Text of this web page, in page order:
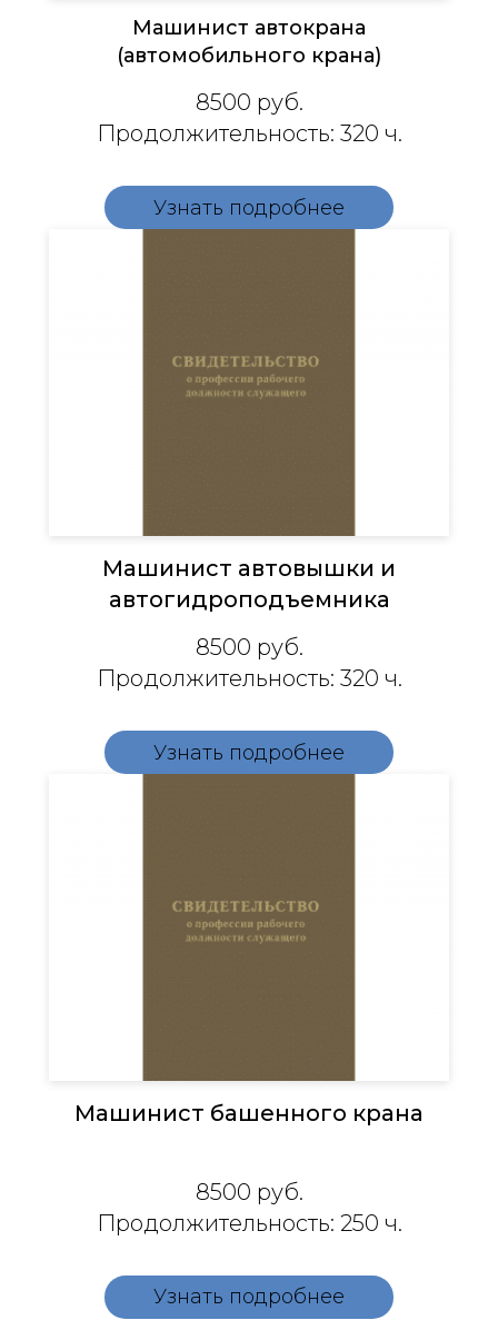
Машинист автокрана
(автомобильного крана)
8500 руб.
Продолжительность: 320 ч.
Узнать подробнее
Машинист автовышки и
автогидроподъемника
8500 руб.
Продолжительность: 320 ч.
Узнать подробнее
Машинист башенного крана
8500 руб.
Продолжительность: 250 ч.
Узнать подробнее